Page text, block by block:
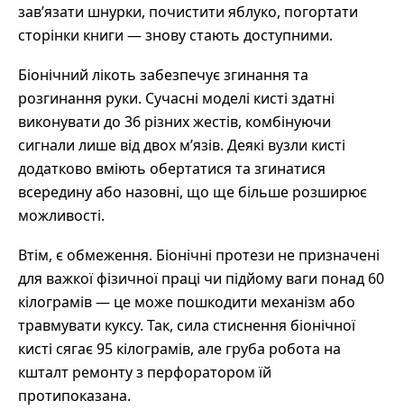
зав’язати шнурки, почистити яблуко, погортати
сторінки книги — знову стають доступними.
Біонічний лікоть забезпечує згинання та
розгинання руки. Сучасні моделі кисті здатні
виконувати до 36 різних жестів, комбінуючи
сигнали лише від двох м’язів. Деякі вузли кисті
додатково вміють обертатися та згинатися
всередину або назовні, що ще більше розширює
можливості.
Втім, є обмеження. Біонічні протези не призначені
для важкої фізичної праці чи підйому ваги понад 60
кілограмів — це може пошкодити механізм або
травмувати куксу. Так, сила стиснення біонічної
кисті сягає 95 кілограмів, але груба робота на
кшталт ремонту з перфоратором їй
протипоказана.